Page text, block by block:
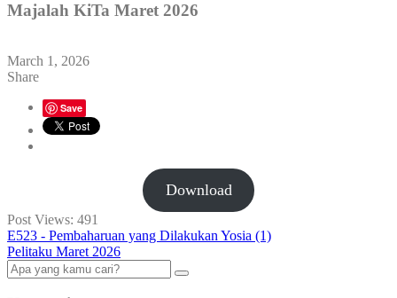
Majalah KiTa Maret 2026
March 1, 2026
Share
Save
Download
Post Views: 491
E523 - Pembaharuan yang Dilakukan Yosia (1)
Pelitaku Maret 2026